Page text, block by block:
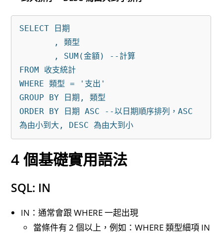
SELECT 日期
FROM 收支統計
WHERE 類型 = '支出'
GROUP BY 日期, 類型
ORDER BY 日期 ASC --以日期順序排列，ASC
4 個基礎實用語法
SQL: IN
IN：通常會跟 WHERE 一起出現
當條件有 2 個以上，例如：WHERE 類型細項 IN